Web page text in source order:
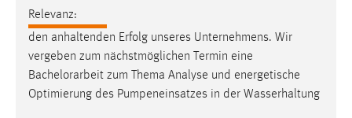
Relevanz:
den anhaltenden Erfolg unseres Unternehmens. Wir
vergeben zum nächstmöglichen Termin eine
Bachelorarbeit zum Thema Analyse und energetische
Optimierung des Pumpeneinsatzes in der Wasserhaltung